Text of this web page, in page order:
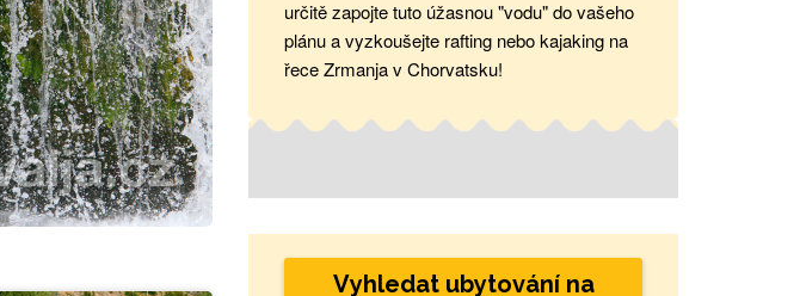
určitě zapojte tuto úžasnou "vodu" do vašeho
plánu a vyzkoušejte rafting nebo kajaking na
řece Zrmanja v Chorvatsku!
Vyhledat ubytování na